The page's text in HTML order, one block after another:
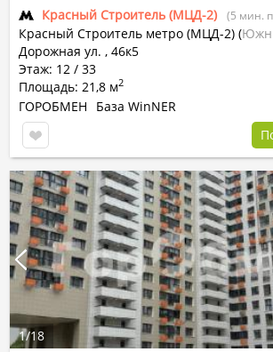
Красный Строитель (МЦД-2) (5 мин.
Красный Строитель метро (МЦД-2) (
Дорожная ул. , 46к5
Этаж: 12 / 33
Площадь: 21,8 м2
ГОРОБМЕН
База WinNER
1/18